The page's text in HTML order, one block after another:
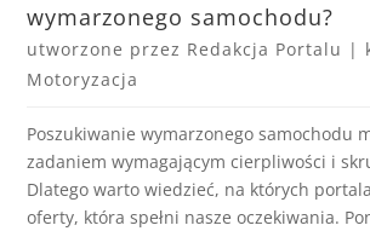
wymarzonego samochodu?
utworzone przez Redakcja Portalu |
Motoryzacja
Poszukiwanie wymarzonego samochodu
zadaniem wymagającym cierpliwości i
Dlatego warto wiedzieć, na których
oferty, która spełni nasze oczekiwania.